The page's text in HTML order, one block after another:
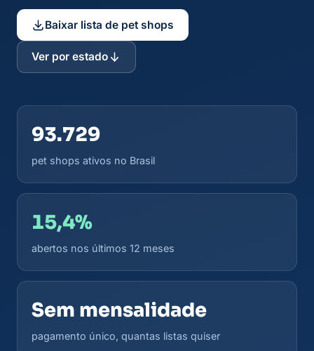
Baixar lista de pet shops
Ver por estado
93.729
pet shops ativos no Brasil
15,4%
abertos nos últimos 12 meses
Sem mensalidade
pagamento único, quantas listas quiser